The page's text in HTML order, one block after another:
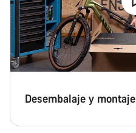
Desembalaje y montaje